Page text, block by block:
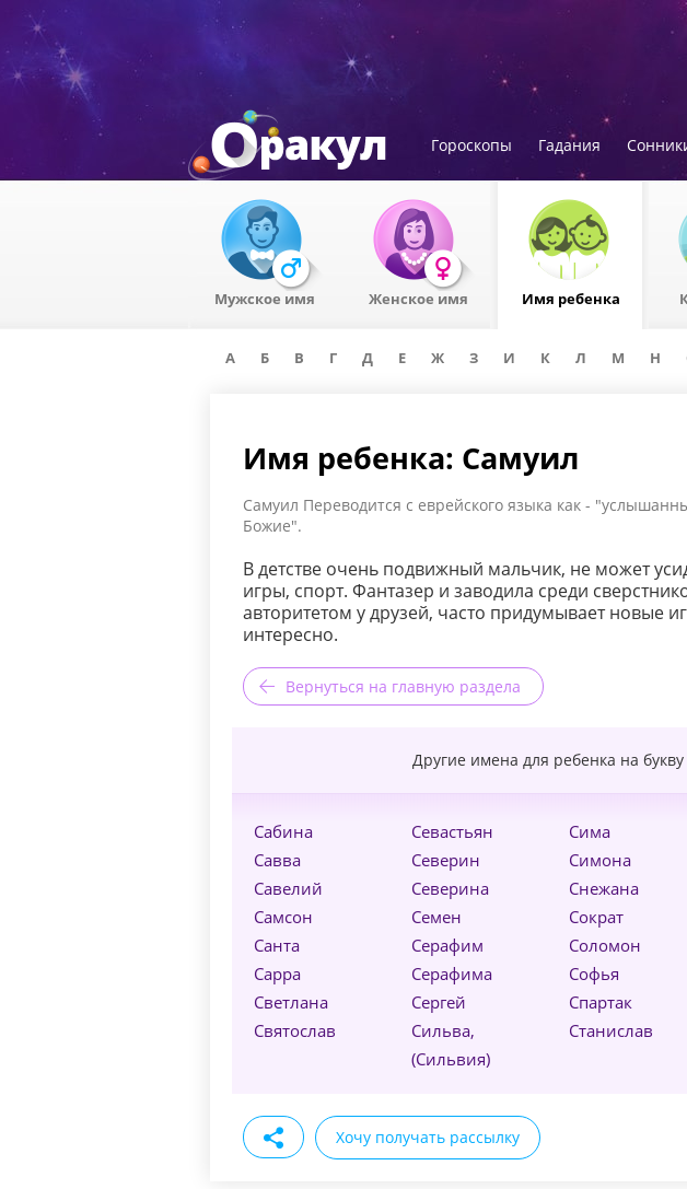
Гороскопы Гадания
Мужское имя Женское имя Имя ребенка
А Б В Г Д Е Ж З И К Л М Н
Имя ребенка: Самуил
Самуил Переводится с еврейского языка как -
Божие".
В детстве очень подвижный мальчик, не может
игры, спорт. Фантазер и заводила среди
авторитетом у друзей, часто придумывает новые
интересно.
Вернуться на главную раздела
Другие имена для ребенка на букву
Сабина
Савва
Савелий
Самсон
Санта
Сарра
Светлана
Святослав
Севастьян
Северин
Северина
Семен
Серафим
Серафима
Сергей
Сильва,
(Сильвия)
Сима
Симона
Снежана
Сократ
Соломон
Софья
Спартак
Станислав
Хочу получать рассылку